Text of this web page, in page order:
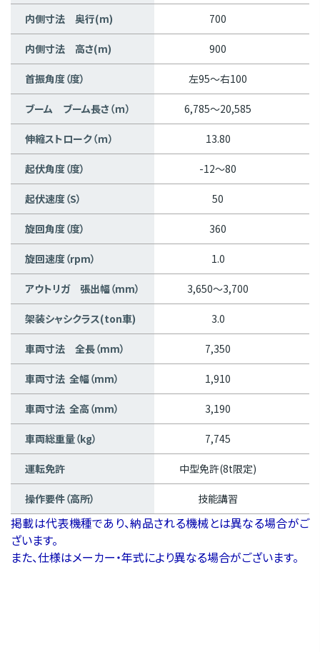
内側寸法 奥行(m) 700
内側寸法 高さ(m) 900
首振角度（度） 左95～右100
ブーム ブーム長さ（ｍ） 6,785～20,585
伸縮ストローク（ｍ） 13.80
起伏角度（度） -12～80
起伏速度（S） 50
旋回角度（度） 360
旋回速度（rpm） 1.0
アウトリガ 張出幅（mm） 3,650～3,700
架装シャシクラス(ton車) 3.0
車両寸法 全長（mm） 7,350
車両寸法 全幅（mm） 1,910
車両寸法 全高（mm） 3,190
車両総重量（kg） 7,745
運転免許 中型免許(8t限定)
操作要件（高所） 技能講習
掲載は代表機種であり、納品される機械とは異なる場合がご
ざいます。
また、仕様はメーカー・年式により異なる場合がございます。